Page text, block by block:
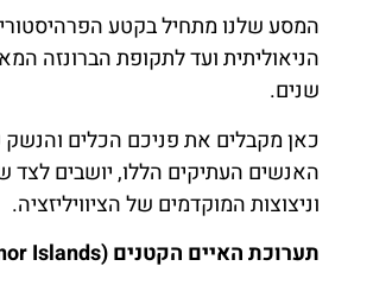
המסע שלנו מתחיל בקטע
הניאוליתית ועד לתקופת הברונזה
שנים.
כאן מקבלים את פניכם הכלים
האנשים העתיקים הללו, יושבים לצד
וניצוצות המוקדמים של הציוויליזציה.
תערוכת האיים הקטנים (Section of the Minor Islands): חלון אל תקופת הברונזה